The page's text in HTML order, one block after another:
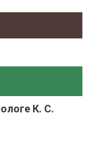
К. С.